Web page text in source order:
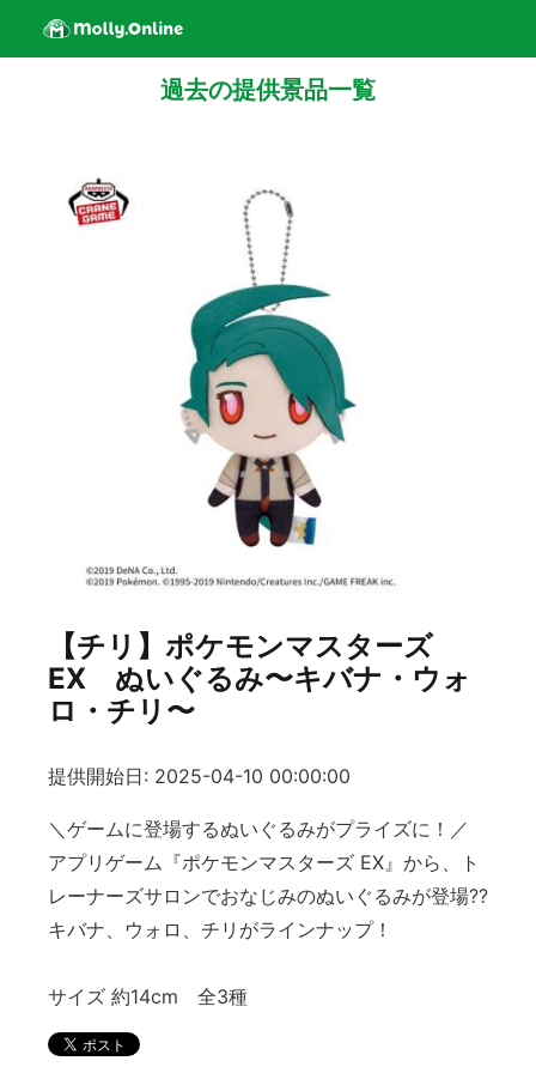
過去の提供景品一覧
【チリ】ポケモンマスターズ
EX ぬいぐるみ〜キバナ・ウォ
ロ・チリ〜
提供開始日: 2025-04-10 00:00:00
＼ゲームに登場するぬいぐるみがプライズに！／
アプリゲーム『ポケモンマスターズ EX』から、ト
レーナーズサロンでおなじみのぬいぐるみが登場??
キバナ、ウォロ、チリがラインナップ！
サイズ 約14cm 全3種